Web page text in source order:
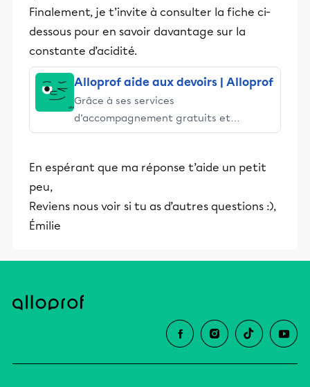
Finalement, je t’invite à consulter la fiche ci-
dessous pour en savoir davantage sur la
constante d’acidité.
Alloprof aide aux devoirs | Alloprof
Grâce à ses services
d’accompagnement gratuits et
stimulants, Alloprof engage les élèves
éducative.
En espérant que ma réponse t’aide un petit
peu,
Reviens nous voir si tu as d’autres questions :),
Émilie